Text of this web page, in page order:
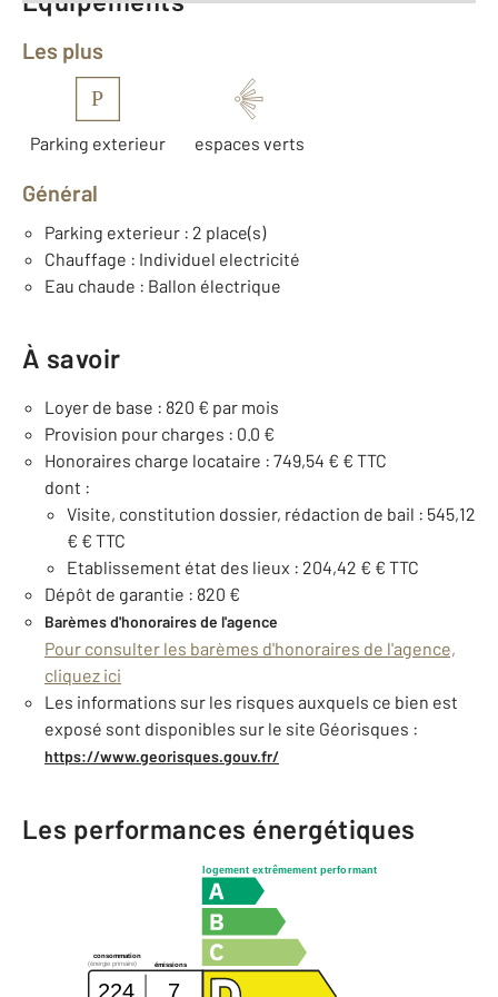
Les plus
P
Parking exterieur espaces verts
Général
Parking exterieur : 2 place(s)
Chauffage : Individuel electricité
Eau chaude : Ballon électrique
À savoir
Loyer de base : 820 € par mois
Provision pour charges : 0.0 €
Honoraires charge locataire : 749,54 € € TTC
dont :
Visite, constitution dossier, rédaction de bail : 545,12
€ € TTC
Etablissement état des lieux : 204,42 € € TTC
Dépôt de garantie : 820 €
Barèmes d'honoraires de l'agence
Pour consulter les barèmes d'honoraires de l'agence,
cliquez ici
Les informations sur les risques auxquels ce bien est
exposé sont disponibles sur le site Géorisques :
https://www.georisques.gouv.fr/
Les performances énergétiques
logement extrêmement performant
consommation
émissions
(énergie primaire)
224 7